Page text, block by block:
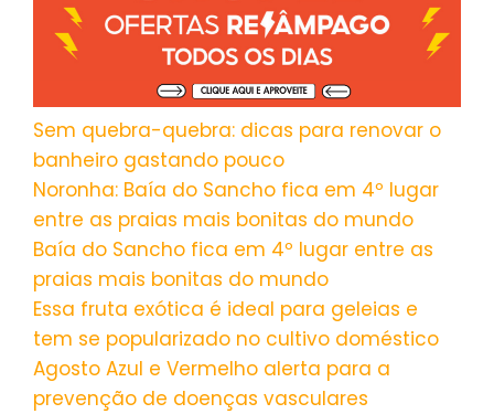
Sem quebra-quebra: dicas para renovar o
banheiro gastando pouco
Noronha: Baía do Sancho fica em 4º lugar
entre as praias mais bonitas do mundo
Baía do Sancho fica em 4º lugar entre as
praias mais bonitas do mundo
Essa fruta exótica é ideal para geleias e
tem se popularizado no cultivo doméstico
Agosto Azul e Vermelho alerta para a
prevenção de doenças vasculares